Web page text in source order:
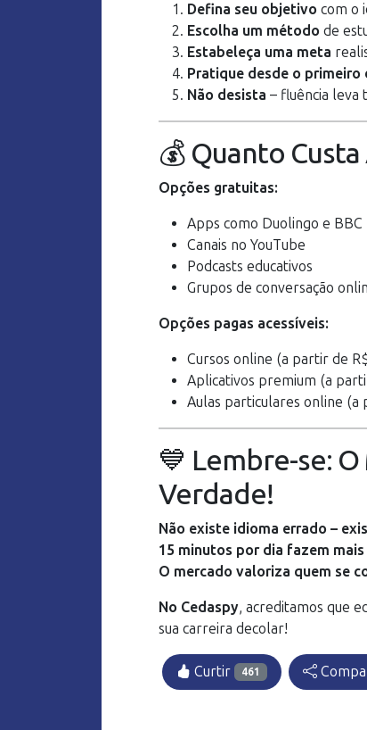
Defina seu objetivo com o
Escolha um método de
Estabeleça uma meta
Pratique desde o primeiro
Não desista – fluência leva
💰 Quanto
Opções gratuitas:
Apps como Duolingo e BBC
Canais no YouTube
Podcasts educativos
Grupos de conversação
Opções pagas acessíveis:
Cursos online (a partir de
Aplicativos premium (a
Aulas particulares online (a
💙 Lembre-se:
Verdade!
Não existe idioma errado –
15 minutos por dia fazem
O mercado valoriza quem se
No Cedaspy, acreditamos que
sua carreira decolar!
Curtir 461